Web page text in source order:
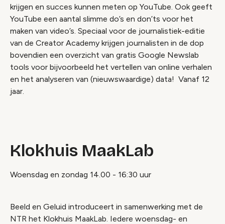
krijgen en succes kunnen meten op YouTube. Ook geeft
YouTube een aantal slimme do’s en don’ts voor het
maken van video’s. Speciaal voor de journalistiek-editie
van de Creator Academy krijgen journalisten in de dop
bovendien een overzicht van gratis Google Newslab
tools voor bijvoorbeeld het vertellen van online verhalen
en het analyseren van (nieuwswaardige) data! Vanaf 12
jaar.
Klokhuis MaakLab
Woensdag en zondag 14.00 - 16:30 uur
Beeld en Geluid introduceert in samenwerking met de
NTR het Klokhuis MaakLab. Iedere woensdag- en